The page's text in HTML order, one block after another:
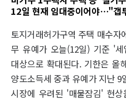
12일 현재 임대중이어야…"갭
토지거래허가구역 주택 매수자
무 유예가 오늘(12일) 기준 '
대상으로 확대된다. 기한은 올
양도소득세 중과 유예가 지난 9
시장에 우려된 '매물잠김' 현